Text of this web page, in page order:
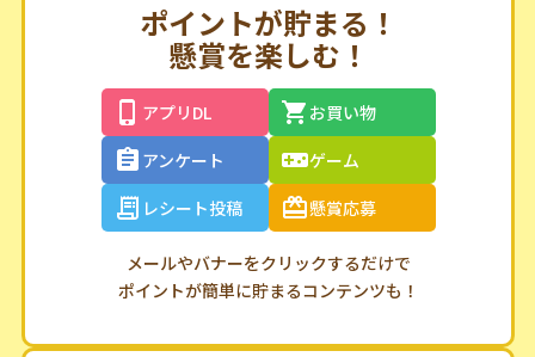
ポイントが貯まる！
懸賞を楽しむ！
アプリDL
お買い物
アンケート
ゲーム
レシート投稿
懸賞応募
メールやバナーをクリックするだけで
ポイントが簡単に貯まるコンテンツも！